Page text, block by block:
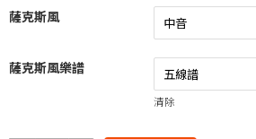
薩克斯風
薩克斯風樂譜
清除